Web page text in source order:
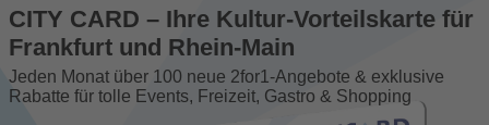
CITY CARD – Ihre Kultur-Vorteils­karte für
Frankfurt und Rhein-Main
Jeden Monat über 100 neue 2for1-Angebote & exklusive
Rabatte für tolle Events, Freizeit, Gastro & Shopping